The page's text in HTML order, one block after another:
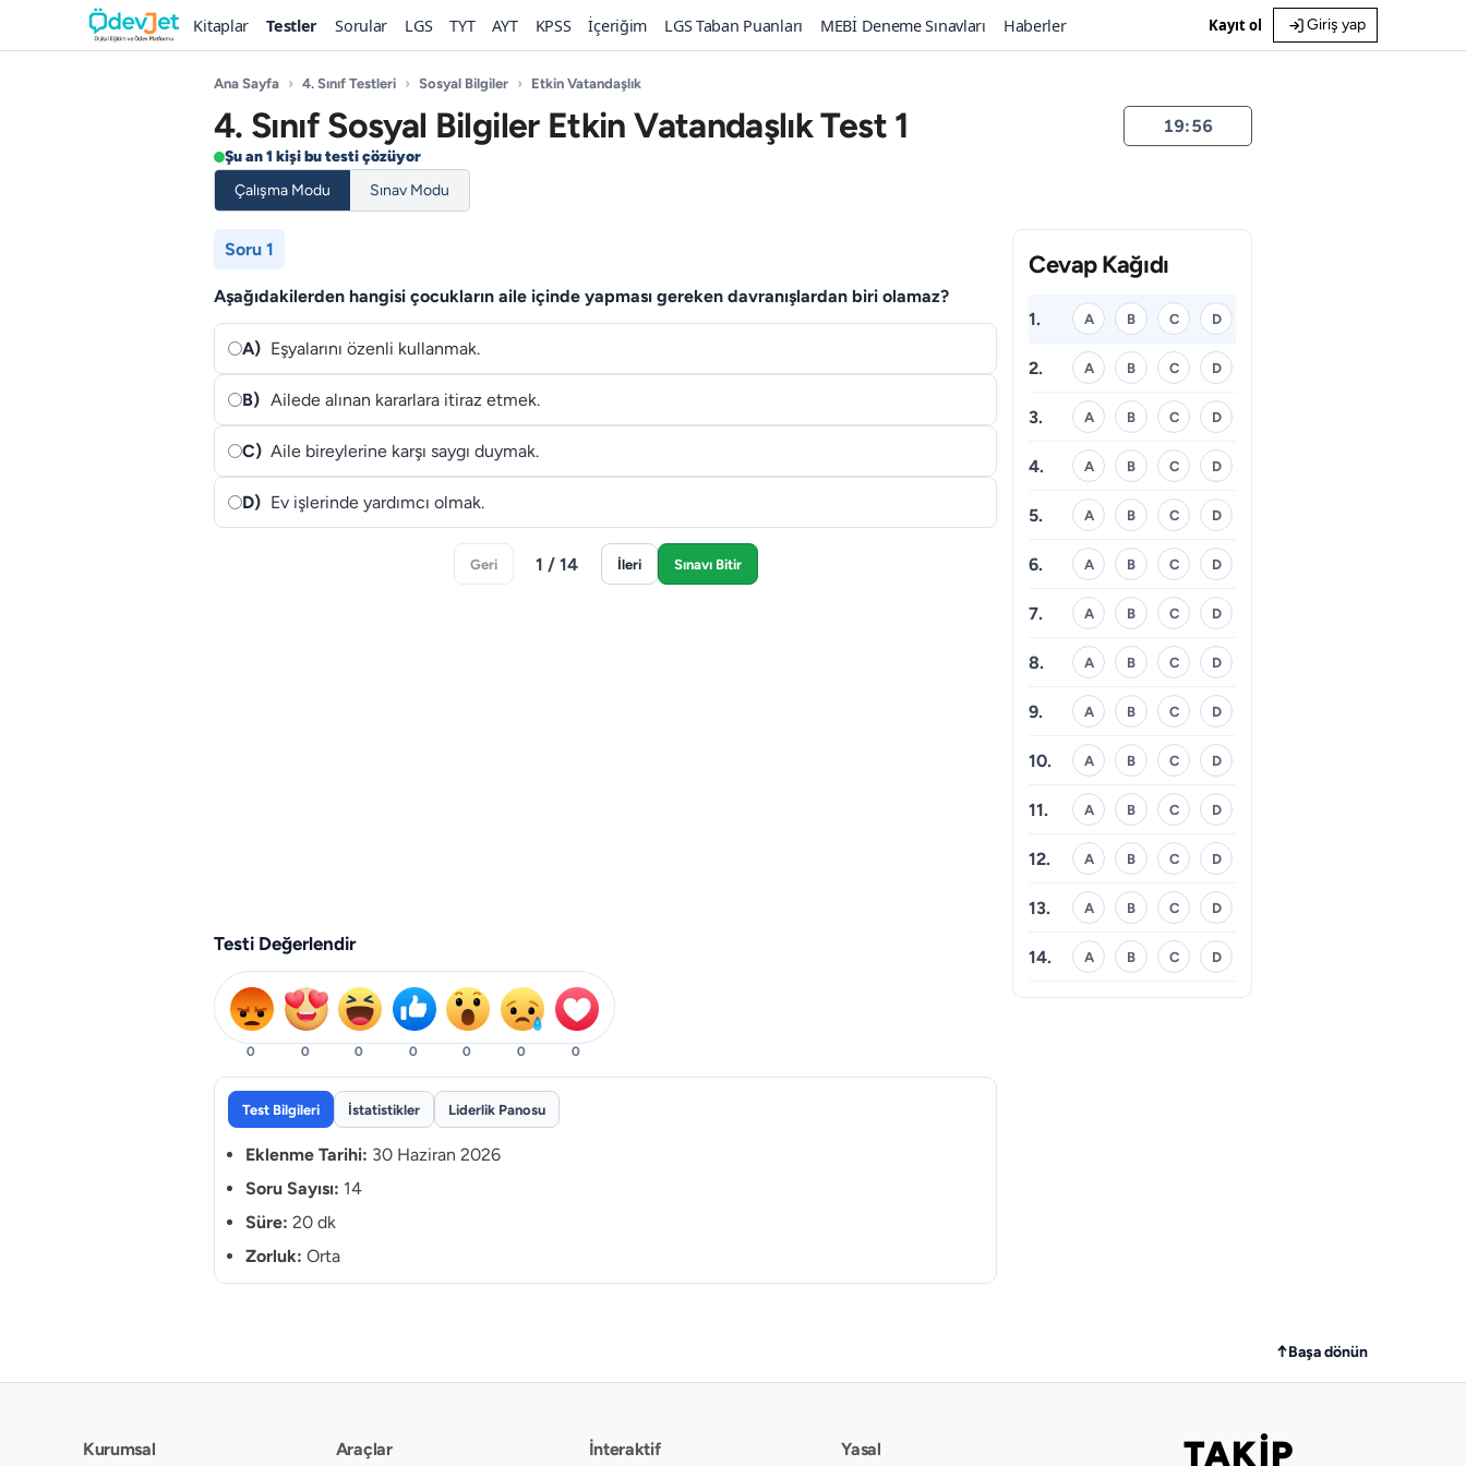
Kitaplar Testler Sorular LGS TYT AYT KPSS İçeriğim LGS Taban Puanları MEBİ Deneme Sınavları Haberler Kayıt ol Giriş yap
Ana Sayfa › 4. Sınıf Testleri › Sosyal Bilgiler › Etkin Vatandaşlık
4. Sınıf Sosyal Bilgiler Etkin Vatandaşlık Test 1
Şu an 1 kişi bu testi çözüyor
Çalışma Modu
Sınav Modu
19:55
Soru 1
Aşağıdakilerden hangisi çocukların aile içinde yapması gereken davranışlardan biri olamaz?
A) Eşyalarını özenli kullanmak.
B) Ailede alınan kararlara itiraz etmek.
C) Aile bireylerine karşı saygı duymak.
D) Ev işlerinde yardımcı olmak.
Geri 1 / 14 İleri Sınavı Bitir
Testi Değerlendir
0 0 0 0 0 0 0
Cevap Kağıdı
1. A B C D
2. A B C D
3. A B C D
4. A B C D
5. A B C D
6. A B C D
7. A B C D
8. A B C D
9. A B C D
10. A B C D
11. A B C D
12. A B C D
13. A B C D
14. A B C D
Test Bilgileri İstatistikler Liderlik Panosu
Eklenme Tarihi: 30 Haziran 2026
Soru Sayısı: 14
Süre: 20 dk
Zorluk: Orta
↑Başa dönün
Kurumsal Araçlar İnteraktif Yasal Bizi takip edin
TAKİP